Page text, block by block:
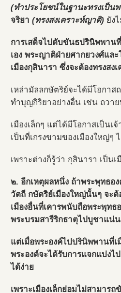
(ทำประโยชน์ในฐานะทรงเป็น
จริยา (ทรงสงเคราะห์ญาติ) ยัง
การเสด็จไปดับขันธปรินิพพาน
เอง พระญาติฝ่ายศากยวงศ์แล
เมืองกุสินารา ซึ่งจะต้องทรงสง
เหล่ามัลลกษัตริย์จะได้มีโอกาส
ทำบุญกิริยาอย่างอื่น เช่น ถวา
เมืองเล็กๆ แต่ได้มีโอกาสเป็น
เป็นที่เกรงขามของเมืองใหญ่ๆ
เพราะต่างก็รู้ว่า กุสินารา เป็น
๒. อีกเหตุผลหนึ่ง ถ้าพระพุทธอ
วัตถี กษัตริย์เมืองใหญ่นั้นๆ จะต้
เมืองอื่นที่เคารพนับถือพระพุท
พระบรมสารีริกธาตุไปบูชาแน่
แต่เมื่อพระองค์ไปปรินิพพานที่เ
พระองค์จะได้รับการแจกแบ่งไ
ได้ง่าย
เพราะเมืองเล็กย่อมไม่สามาร